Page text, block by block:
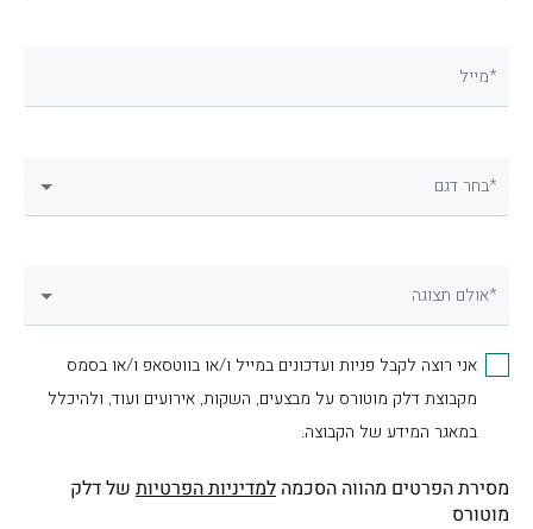
מייל*
בחר דגם*
אולם תצוגה*
אני רוצה לקבל פניות ועדכונים במייל ו/או בווטסאפ ו/או בסמס
מקבוצת דלק מוטורס על מבצעים, השקות, אירועים ועוד, ולהיכלל
במאגר המידע של הקבוצה.
מסירת הפרטים מהווה הסכמה למדיניות הפרטיות של דלק
מוטורס